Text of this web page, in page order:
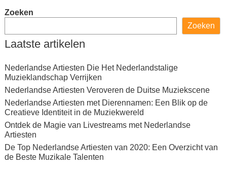
Zoeken
Zoeken
Laatste artikelen
Nederlandse Artiesten Die Het Nederlandstalige
Muzieklandschap Verrijken
Nederlandse Artiesten Veroveren de Duitse Muziekscene
Nederlandse Artiesten met Dierennamen: Een Blik op de
Creatieve Identiteit in de Muziekwereld
Ontdek de Magie van Livestreams met Nederlandse
Artiesten
De Top Nederlandse Artiesten van 2020: Een Overzicht van
de Beste Muzikale Talenten